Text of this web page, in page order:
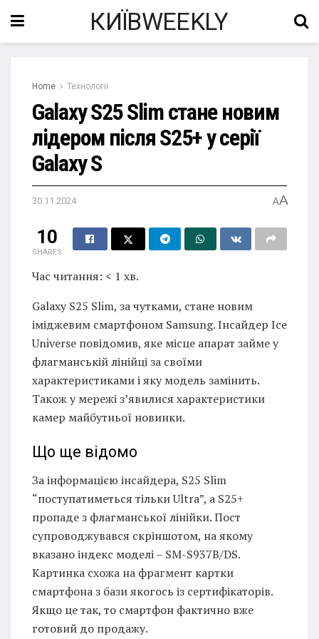
КИЇВWEEKLY
Home Технології
Galaxy S25 Slim стане новим
лідером після S25+ у серії
Galaxy S
30.11.2024 AA
10
SHARES
Час читання: < 1 хв.
Galaxy S25 Slim, за чутками, стане новим
іміджевим смартфоном Samsung. Інсайдер Ice
Universe повідомив, яке місце апарат займе у
флагманській лінійці за своїми
характеристиками і яку модель замінить.
Також у мережі з’явилися характеристики
камер майбутньої новинки.
Що ще відомо
За інформацією інсайдера, S25 Slim
“поступатиметься тільки Ultra”, а S25+
пропаде з флагманської лінійки. Пост
супроводжувався скріншотом, на якому
вказано індекс моделі – SM-S937B/DS.
Картинка схожа на фрагмент картки
смартфона з бази якогось із сертифікаторів.
Якщо це так, то смартфон фактично вже
готовий до продажу.